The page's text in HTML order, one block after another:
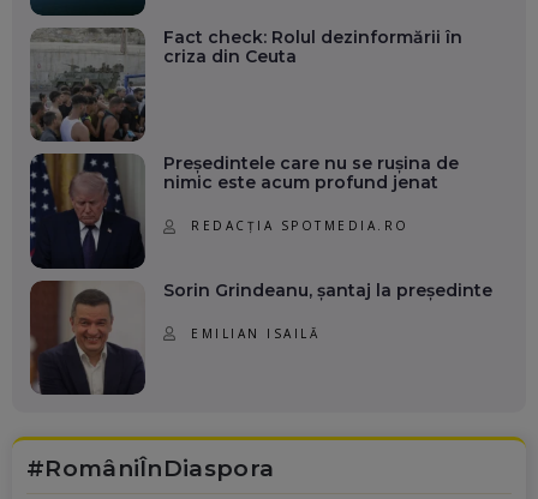
Fact check: Rolul dezinformării în
criza din Ceuta
Președintele care nu se rușina de
nimic este acum profund jenat
REDACȚIA SPOTMEDIA.RO
Sorin Grindeanu, șantaj la președinte
EMILIAN ISAILĂ
#RomâniÎnDiaspora